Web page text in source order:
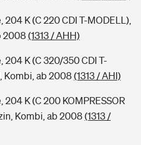
K (C 220 CDI T-MODELL),
2008 (1313 / AHH)
204 K (C 320/350 CDI T-
Kombi, ab 2008 (1313 / AHI)
K (C 200 KOMPRESSOR
Kombi, ab 2008 (1313 /